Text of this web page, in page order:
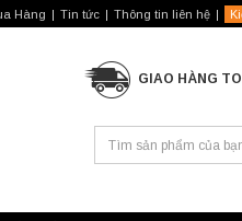
Hàng Tin tức Thông tin liên hệ
GIAO HÀNG